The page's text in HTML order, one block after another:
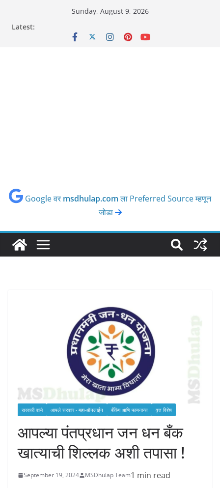
Sunday, August 9, 2026
Latest:
Google वर msdhulap.comला Preferred Source म्हणून
जोडा
सरकारी कामे आपले सरकार - महा-ऑनलाईन बँकिंग आणि फायनान्स वृत्त विशेष
आपल्या पंतप्रधान जन धन बँक
खात्याची शिल्लक अशी तपासा !
September 19, 2024 MSDhulap Team1 min read